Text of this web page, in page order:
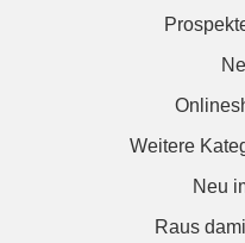
Weitere
Neu
Raus